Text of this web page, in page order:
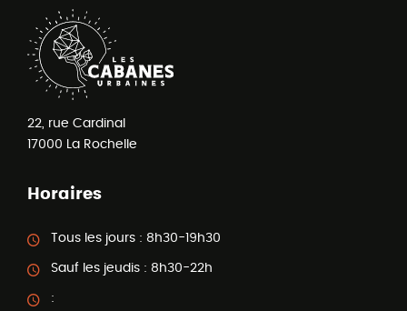
22, rue Cardinal
17000
La Rochelle
Horaires
Tous les jours : 8h30-19h30
Sauf les jeudis : 8h30-22h
: